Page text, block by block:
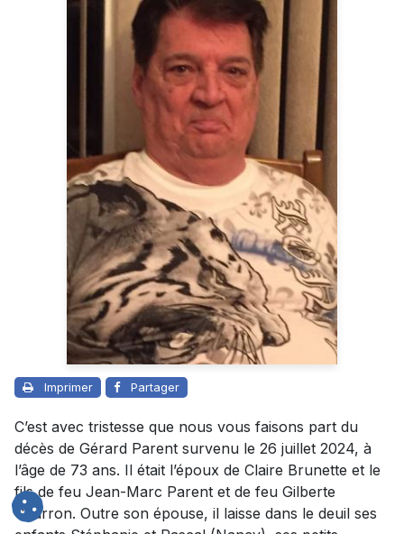
Imprimer Partager
C’est avec tristesse que nous vous faisons part du
décès de Gérard Parent survenu le 26 juillet 2024, à
l’âge de 73 ans. Il était l’époux de Claire Brunette et le
fils de feu Jean-Marc Parent et de feu Gilberte
Charron. Outre son épouse, il laisse dans le deuil ses